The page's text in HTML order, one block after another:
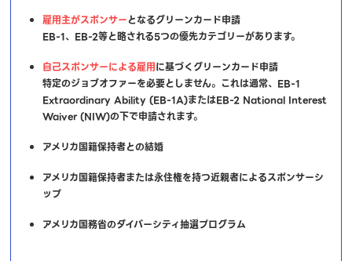
雇用主がスポンサーとなるグリーンカード申請
EB-1、EB-2等と略される5つの優先カテゴリーがあります。
自己スポンサーによる雇用に基づくグリーンカード申請
特定のジョブオファーを必要としません。これは通常、EB-1
Extraordinary Ability (EB-1A)またはEB-2 National Interest
Waiver (NIW)の下で申請されます。
アメリカ国籍保持者との結婚
アメリカ国籍保持者または永住権を持つ近親者によるスポンサーシ
ップ
アメリカ国務省のダイバーシティ抽選プログラム